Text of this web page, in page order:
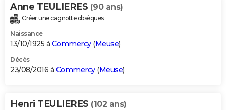
Anne TEULIERES (90 ans)
Créer une cagnotte obsèques
Naissance
13/10/1925 à Commercy(Meuse)
Décès
23/08/2016 à Commercy(Meuse)
Henri TEULIERES (102 ans)